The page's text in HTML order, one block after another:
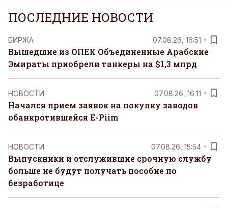
ПОСЛЕДНИЕ НОВОСТИ
БИРЖА 07.08.26, 16:51
Вышедшие из ОПЕК Объединенные Арабские
Эмираты приобрели танкеры на $1,3 млрд
НОВОСТИ 07.08.26, 16:11
Начался прием заявок на покупку заводов
обанкротившейся E-Piim
НОВОСТИ 07.08.26, 15:54
Выпускники и отслужившие срочную службу
больше не будут получать пособие по
безработице